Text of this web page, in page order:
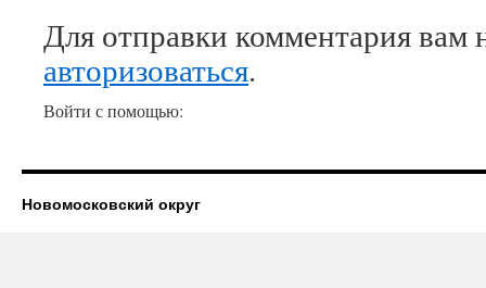
Для отправки комментария вам
авторизоваться.
Войти с помощью:
Новомосковский округ